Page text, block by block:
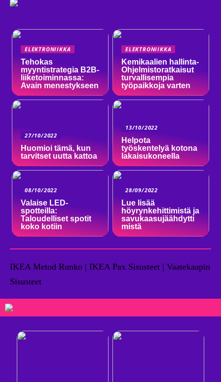
ELEKTRONIIKKA
Tehokas
myyntistrategia B2B-
liiketoiminnassa:
Avain menestykseen
ELEKTRONIIKKA
Kemikaalien hallinta-
Ohjelmistoratkaisut
turvallisempia
työpaikkoja varten
27/10/2022
Huomioi tämä, kun
tarvitset uutta kattoa
13/10/2022
Helpota
työskentelyä kotona
lakaisukoneella
08/10/2022
Valaise LED-
spotteilla:
Taloudelliset spotit
koko kotiin
28/09/2022
Lue lisää
höyrynkehittimistä ja
savukaasujäähdytti
mistä
IKEA Metod Runko | IKEA Pax Sisusteet | Vaatekaapin
Sisusteet